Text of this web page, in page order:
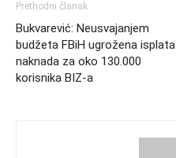
Prethodni članak
Bukvarević: Neusvajanjem
budžeta FBiH ugrožena isplata
naknada za oko 130.000
korisnika BIZ-a